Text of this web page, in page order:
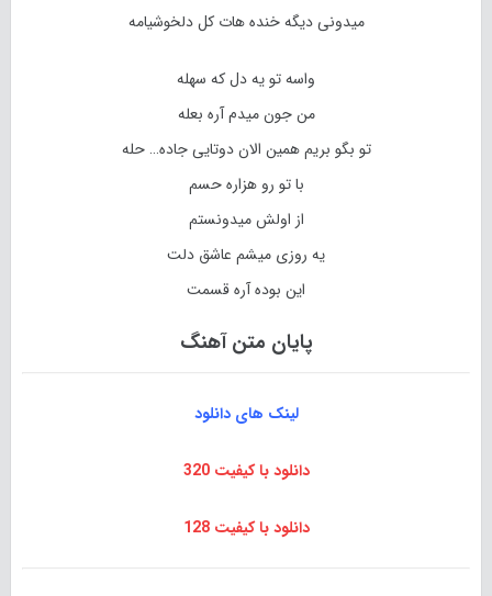
میدونی دیگه خنده هات کل دلخوشیامه
واسه تو یه دل که سهله
من جون میدم آره بعله
تو بگو بریم همین الان دوتایی جاده… حله
با تو رو هزاره حسم
از اولش میدونستم
یه روزی میشم عاشق دلت
این بوده آره قسمت
پایان متن آهنگ
لینک های دانلود
دانلود با کیفیت 320
دانلود با کیفیت 128